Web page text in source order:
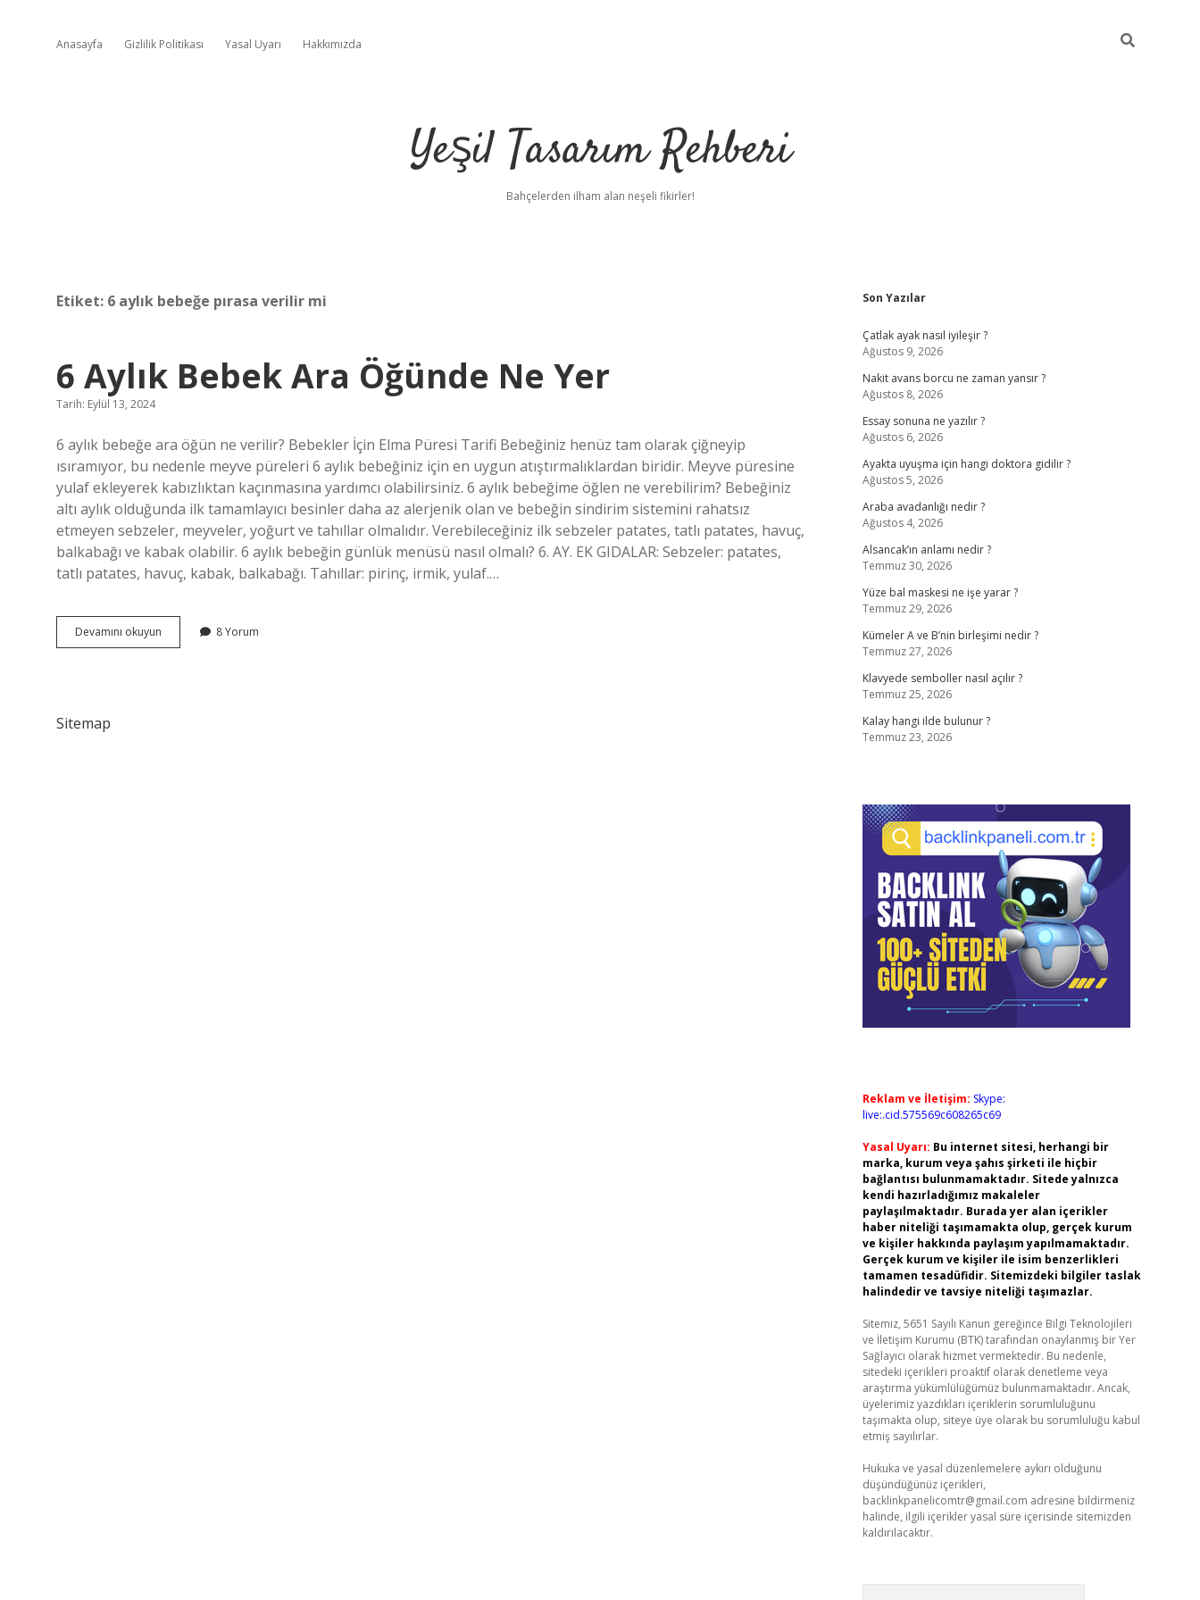
Anasayfa Gizlilik Politikası Yasal Uyarı Hakkımızda
Yeşil Tasarım Rehberi
Bahçelerden ilham alan neşeli fikirler!
Etiket: 6 aylık bebeğe pırasa verilir mi
6 Aylık Bebek Ara Öğünde Ne Yer
Tarih: Eylül 13, 2024
6 aylık bebeğe ara öğün ne verilir? Bebekler İçin Elma Püresi Tarifi Bebeğiniz henüz tam olarak çiğneyip
ısıramıyor, bu nedenle meyve püreleri 6 aylık bebeğiniz için en uygun atıştırmalıklardan biridir. Meyve püresine
yulaf ekleyerek kabızlıktan kaçınmasına yardımcı olabilirsiniz. 6 aylık bebeğime öğlen ne verebilirim? Bebeğiniz
altı aylık olduğunda ilk tamamlayıcı besinler daha az alerjenik olan ve bebeğin sindirim sistemini rahatsız
etmeyen sebzeler, meyveler, yoğurt ve tahıllar olmalıdır. Verebileceğiniz ilk sebzeler patates, tatlı patates, havuç,
balkabağı ve kabak olabilir. 6 aylık bebeğin günlük menüsü nasıl olmalı? 6. AY. EK GIDALAR: Sebzeler: patates,
tatlı patates, havuç, kabak, balkabağı. Tahıllar: pirinç, irmik, yulaf.…
Devamını okuyun
Aylık
8 Yorum
Sitemap
Sidebar
Son Yazılar
Çatlak ayak nasıl iyileşir ?
Ağustos 9, 2026
Nakit avans borcu ne zaman yansır ?
Ağustos 8, 2026
Essay sonuna ne yazılır ?
Ağustos 6, 2026
Ayakta uyuşma için hangi doktora gidilir ?
Ağustos 5, 2026
Araba avadanlığı nedir ?
Ağustos 4, 2026
Alsancak’ın anlamı nedir ?
Temmuz 30, 2026
Yüze bal maskesi ne işe yarar ?
Temmuz 29, 2026
Kümeler A ve B’nin birleşimi nedir ?
Temmuz 27, 2026
Klavyede semboller nasıl açılır ?
Temmuz 25, 2026
Kalay hangi ilde bulunur ?
Temmuz 23, 2026
Reklam ve İletişim: Skype:
live:.cid.575569c608265c69
Yasal Uyarı: Bu internet sitesi, herhangi bir
marka, kurum veya şahıs şirketi ile hiçbir
bağlantısı bulunmamaktadır. Sitede yalnızca
kendi hazırladığımız makaleler
paylaşılmaktadır. Burada yer alan içerikler
haber niteliği taşımamakta olup, gerçek kurum
ve kişiler hakkında paylaşım yapılmamaktadır.
Gerçek kurum ve kişiler ile isim benzerlikleri
tamamen tesadüfidir. Sitemizdeki bilgiler taslak
halindedir ve tavsiye niteliği taşımazlar.
Sitemiz, 5651 Sayılı Kanun gereğince Bilgi Teknolojileri
ve İletişim Kurumu (BTK) tarafından onaylanmış bir Yer
Sağlayıcı olarak hizmet vermektedir. Bu nedenle,
sitedeki içerikleri proaktif olarak denetleme veya
araştırma yükümlülüğümüz bulunmamaktadır. Ancak,
üyelerimiz yazdıkları içeriklerin sorumluluğunu
taşımakta olup, siteye üye olarak bu sorumluluğu kabul
etmiş sayılırlar.
Hukuka ve yasal düzenlemelere aykırı olduğunu
düşündüğünüz içerikleri,
backlinkpanelicomtr@gmail.com adresine bildirmeniz
halinde, ilgili içerikler yasal süre içerisinde sitemizden
kaldırılacaktır.